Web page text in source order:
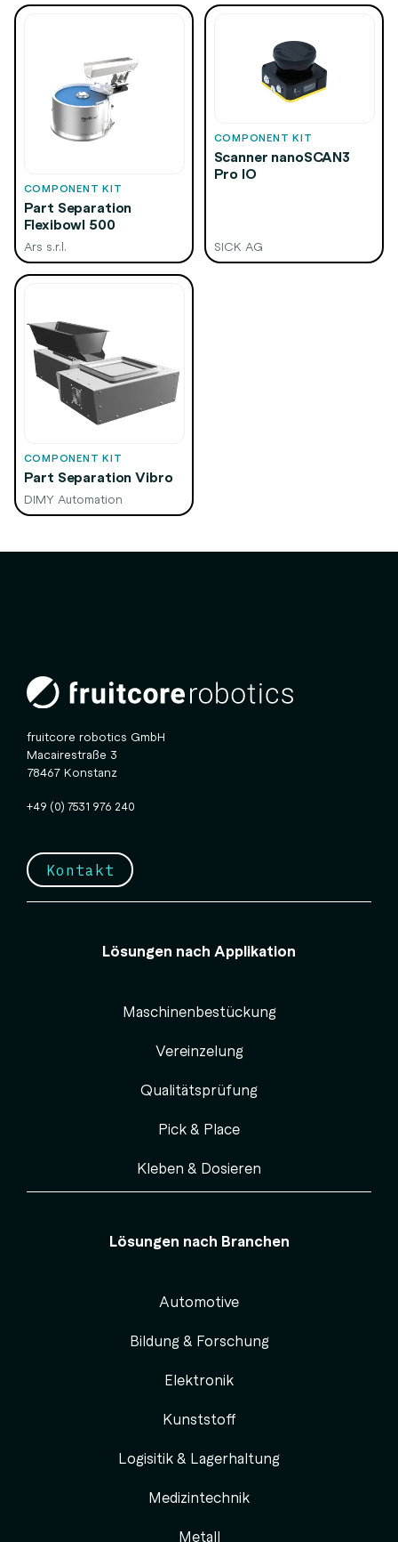
COMPONENT KIT
Part Separation
Flexibowl 500
Ars s.r.l.
COMPONENT KIT
Scanner nanoSCAN3
Pro IO
SICK AG
COMPONENT KIT
Part Separation Vibro
DIMY Automation
fruitcore robotics GmbH
Macairestraße 3
78467 Konstanz
+49 (0) 7531 976 240
Kontakt
Lösungen nach Applikation
Maschinenbestückung
Vereinzelung
Qualitätsprüfung
Pick & Place
Kleben & Dosieren
Lösungen nach Branchen
Automotive
Bildung & Forschung
Elektronik
Kunststoff
Logisitik & Lagerhaltung
Medizintechnik
Metall